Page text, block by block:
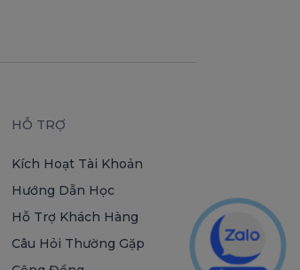
HỖ TRỢ
Kích Hoạt Tài Khoản
Hướng Dẫn Học
Hỗ Trợ Khách Hàng
Câu Hỏi Thường Gặp